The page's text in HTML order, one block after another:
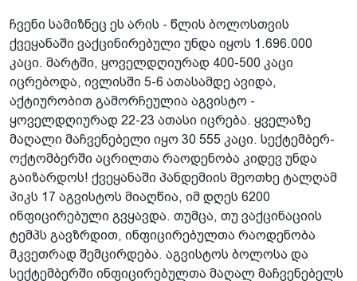
ჩვენი სამიზნეც ეს არის - წლის ბოლოსთვის
ქვეყანაში ვაქცინირებული უნდა იყოს 1.696.000
კაცი. მარტში, ყოველდღიურად 400-500 კაცი
იცრებოდა, ივლისში 5-6 ათასამდე ავიდა,
აქტიურობით გამორჩეულია აგვისტო -
ყოველდღიურად 22-23 ათასი იცრება. ყველაზე
მაღალი მაჩვენებელი იყო 30 555 კაცი. სექტემბერ-
ოქტომბერში აცრილთა რაოდენობა კიდევ უნდა
გაიზარდოს! ქვეყანაში პანდემიის მეოთხე ტალღამ
პიკს 17 აგვისტოს მიაღწია, იმ დღეს 6200
ინფიცირებული გვყავდა. თუმცა, თუ ვაქცინაციის
ტემპს გავზრდით, ინფიცირებულთა რაოდენობა
მკვეთრად შემცირდება. აგვისტოს ბოლოსა და
სექტემბერში ინფიცირებულთა მაღალ მაჩვენებელს